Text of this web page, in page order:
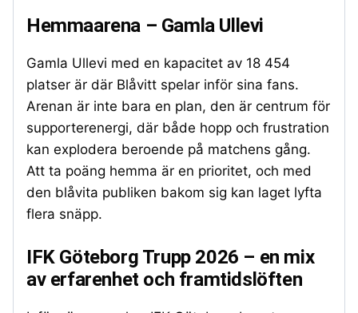
Hemmaarena – Gamla Ullevi
Gamla Ullevi med en kapacitet av 18 454
platser är där Blåvitt spelar inför sina fans.
Arenan är inte bara en plan, den är centrum för
supporterenergi, där både hopp och frustration
kan explodera beroende på matchens gång.
Att ta poäng hemma är en prioritet, och med
den blåvita publiken bakom sig kan laget lyfta
flera snäpp.
IFK Göteborg Trupp 2026 – en mix
av erfarenhet och framtidslöften